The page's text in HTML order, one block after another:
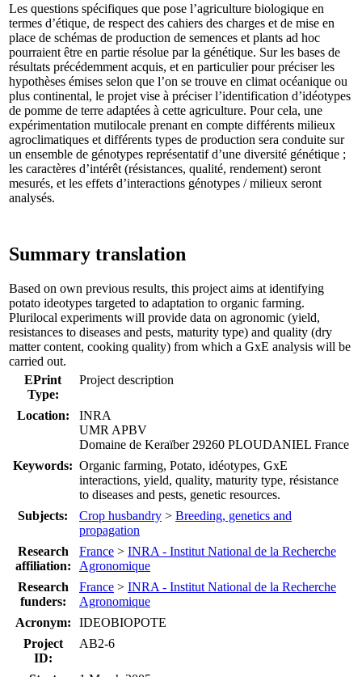
Les questions spécifiques que pose l’agriculture biologique en
termes d’étique, de respect des cahiers des charges et de mise en
place de schémas de production de semences et plants ad hoc
pourraient être en partie résolue par la génétique. Sur les bases de
résultats précédemment acquis, et en particulier pour préciser les
hypothèses émises selon que l’on se trouve en climat océanique ou
plus continental, le projet vise à préciser l’identification d’idéotypes
de pomme de terre adaptées à cette agriculture. Pour cela, une
expérimentation mutilocale prenant en compte différents milieux
agroclimatiques et différents types de production sera conduite sur
un ensemble de génotypes représentatif d’une diversité génétique ;
les caractères d’intérêt (résistances, qualité, rendement) seront
mesurés, et les effets d’interactions génotypes / milieux seront
analysés.
Summary translation
Based on own previous results, this project aims at identifying
potato ideotypes targeted to adaptation to organic farming.
Plurilocal experiments will provide data on agronomic (yield,
resistances to diseases and pests, maturity type) and quality (dry
matter content, cooking quality) from which a GxE analysis will be
carried out.
EPrint
Type:
Project description
Location:
INRA
UMR APBV
Domaine de Keraïber 29260 PLOUDANIEL France
Keywords: Organic farming, Potato, idéotypes, GxE
interactions, yield, quality, maturity type, résistance
to diseases and pests, genetic resources.
Subjects:
Crop husbandry > Breeding, genetics and
propagation
Research
affiliation:
France > INRA - Institut National de la Recherche
Agronomique
Research
funders:
France > INRA - Institut National de la Recherche
Agronomique
Acronym:
IDEOBIOPOTE
Project
ID:
AB2-6